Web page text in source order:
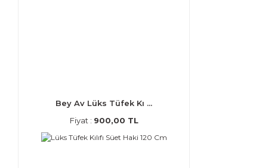
Bey Av Lüks Tüfek Kı ...
Fiyat : 900,00 TL